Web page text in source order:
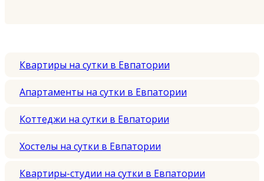
Квартиры на сутки в Евпатории
Апартаменты на сутки в Евпатории
Коттеджи на сутки в Евпатории
Хостелы на сутки в Евпатории
Квартиры-студии на сутки в Евпатории